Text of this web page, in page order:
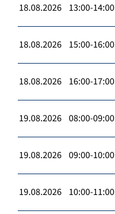
18.08.2026 13:00-14:00
18.08.2026 15:00-16:00
18.08.2026 16:00-17:00
19.08.2026 08:00-09:00
19.08.2026 09:00-10:00
19.08.2026 10:00-11:00